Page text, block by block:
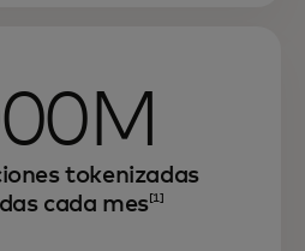
tokenizadas
cada mes [1]